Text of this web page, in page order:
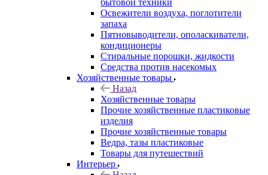
бытовой техники
Освежители воздуха, поглотители
запаха
Пятновыводители, ополаскиватели,
кондиционеры
Стиральные порошки, жидкости
Средства против насекомых
Хозяйственные товары
Назад
Хозяйственные товары
Прочие хозяйственные пластиковые
изделия
Прочие хозяйственные товары
Ведра, тазы пластиковые
Товары для путешествий
Интерьер